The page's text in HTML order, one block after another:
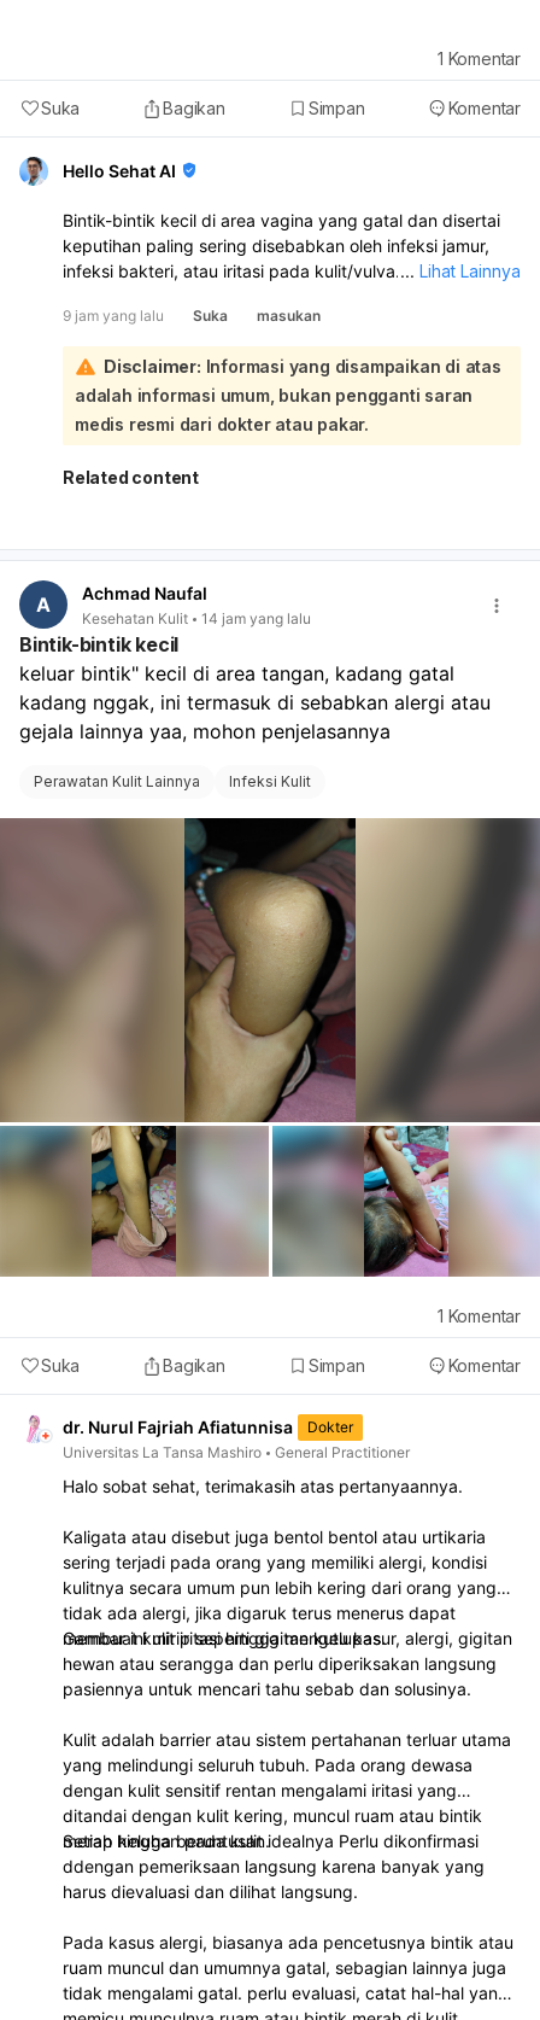
Suka Bagikan Simpan Komentar
1 Komentar
Hello Sehat AI
Bintik-bintik kecil di area vagina yang gatal dan disertai
keputihan paling sering disebabkan oleh infeksi jamur,
infeksi bakteri, atau iritasi pada kulit/vulva. Karena ada
untuk memastikan penyebabnya:
Kalau keputihannya gatal, penyebab yang sering adalah:
Infeksi jamur vagina: biasanya gatal, keputihan putih
kental seperti susu/keju, dan area sekitar bisa
kemerahan atau bengkak.
Infeksi bakteri vagina: keputihan bisa putih, abu-abu,
atau kehijauan, sering disertai bau tidak sedap.
Infeksi menular seksual tertentu juga bisa
digaruk, jaga area tetap bersih dan kering, pakai
celana dalam katun, dan hindari sabun kewanitaan
yang keras atau pewangi. Kalau bintiknya makin
banyak, ada bau menyengat, nyeri saat BAK, perih,
luka, atau tidak membaik dalam beberapa hari,
sebaiknya periksa ke dokter spesialis obstetri dan
sesuai.
... Lihat Lainnya
9 jam yang lalu Suka masukan
Disclaimer: Informasi yang disampaikan di atas
adalah informasi umum, bukan pengganti saran
medis resmi dari dokter atau pakar.
Related content
A Achmad Naufal
Kesehatan Kulit 14 jam yang lalu
Bintik-bintik kecil
keluar bintik" kecil di area tangan, kadang gatal
kadang nggak, ini termasuk di sebabkan alergi atau
gejala lainnya yaa, mohon penjelasannya
Perawatan Kulit Lainnya Infeksi Kulit
Suka Bagikan Simpan Komentar
1 Komentar
dr. Nurul Fajriah Afiatunnisa
Dokter
Universitas La Tansa Mashiro
General Practitioner
Halo sobat sehat, terimakasih atas pertanyaannya.
Kaligata atau disebut juga bentol bentol atau urtikaria
sering terjadi pada orang yang memiliki alergi, kondisi
kulitnya secara umum pun lebih kering dari orang yang
tidak ada alergi, jika digaruk terus menerus dapat
membuat kulit iritasi hingga mengelupas.
Gambar ini mirip seperti gigitan kutu kasur, alergi, gigitan
hewan atau serangga dan perlu diperiksakan langsung
pasiennya untuk mencari tahu sebab dan solusinya.
Kulit adalah barrier atau sistem pertahanan terluar utama
yang melindungi seluruh tubuh. Pada orang dewasa
dengan kulit sensitif rentan mengalami iritasi yang
ditandai dengan kulit kering, muncul ruam atau bintik
merah hingga beruntusan.
Setiap keluhan pada kulit idealnya Perlu dikonfirmasi
ddengan pemeriksaan langsung karena banyak yang
harus dievaluasi dan dilihat langsung.
Pada kasus alergi, biasanya ada pencetusnya bintik atau
ruam muncul dan umumnya gatal, sebagian lainnya juga
tidak mengalami gatal. perlu evaluasi, catat hal-hal yang